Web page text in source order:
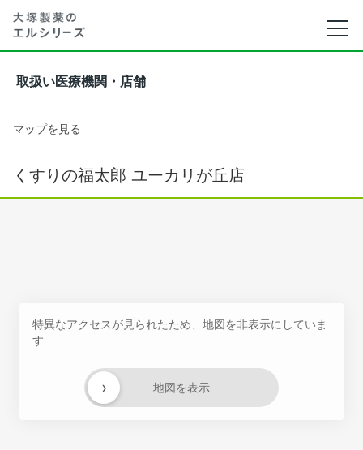
取扱い医療機関・店舗
マップを見る
くすりの福太郎 ユーカリが丘店
特異なアクセスが見られたため、地図を非表示にしていま
す
地図を表示
›